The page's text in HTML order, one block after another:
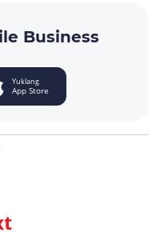
Business
Yuklang
App Store